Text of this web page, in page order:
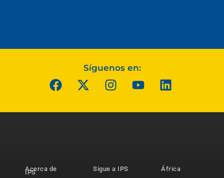
Síguenos en:
Acerca de
IPS
Sigue a IPS
África